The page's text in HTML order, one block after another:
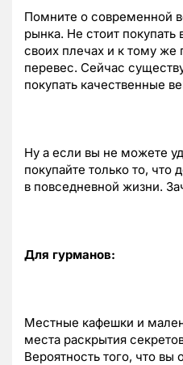
Помните о современной
рынка. Не стоит покупать
своих плечах и к тому же
перевес. Сейчас
покупать качественные
Ну а если вы не можете
покупайте только то, что
в повседневной жизни.
Для гурманов:
Местные кафешки и
места раскрытия
Вероятность того, что вы